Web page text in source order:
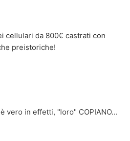
cellulari da 800€ castrati con
preistoriche!
vero in effetti, "loro" COPIANO...